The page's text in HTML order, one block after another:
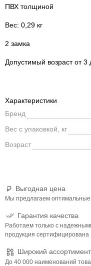
ПВХ толщиной
Вес: 0,29 кг
2 замка
Допустимый возраст от 3
Выгодная цена
Мы предлагаем
Гарантия качества
Работаем только с
продукция сертифицирована
Широкий ассортимент
До 40 000 наименований
Характеристики
Бренд
Вес с упаковкой, кг
Возраст